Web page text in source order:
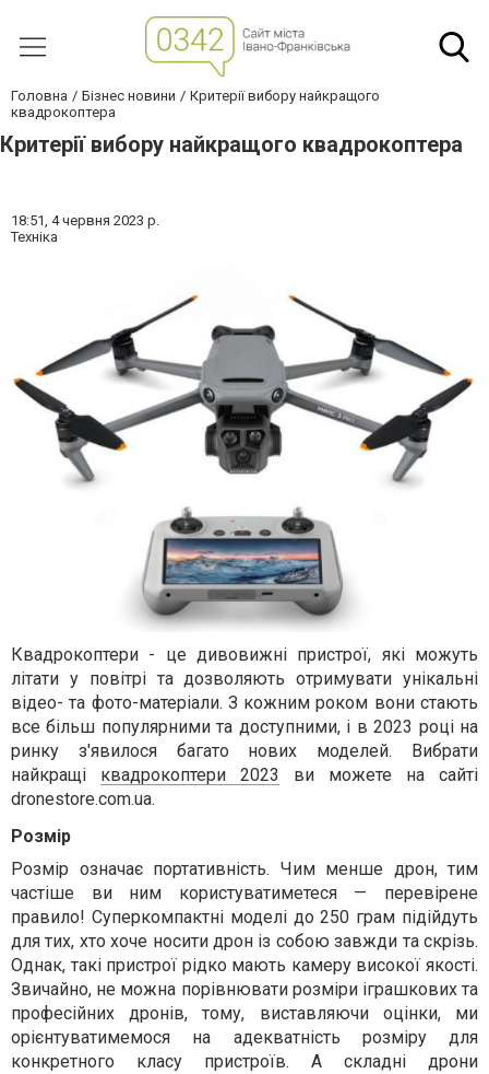
Головна Бізнес новини
Критерії вибору найкращого
квадрокоптера
Критерії вибору найкращого квадрокоптера
18:51, 4 червня 2023 р.
Техніка
Квадрокоптери - це дивовижні пристрої, які можуть
літати у повітрі та дозволяють отримувати унікальні
відео- та фото-матеріали. З кожним роком вони стають
все більш популярними та доступними, і в 2023 році на
ринку з'явилося багато нових моделей.
Вибрати
найкращі квадрокоптери 2023
ви можете на сайті
dronestore.com.ua.
Розмір
Розмір означає портативність. Чим менше дрон, тим
частіше ви ним користуватиметеся — перевірене
правило! Суперкомпактні моделі до 250 грам підійдуть
для тих, хто хоче носити дрон із собою завжди та скрізь.
Однак, такі пристрої рідко мають камеру високої якості.
Звичайно, не можна порівнювати розміри іграшкових та
професійних дронів, тому, виставляючи оцінки, ми
орієнтуватимемося на адекватність розміру для
конкретного класу пристроїв. А складні дрони